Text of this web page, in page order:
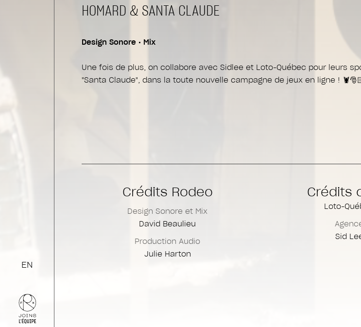
HOMARD & SANTA CLAUDE
Design Sonore • Mix
Une fois de plus, on collabore avec Sidlee et Loto-Québec pour leurs
"Santa Claude", dans la toute nouvelle campagne de jeux en ligne !
Crédits Rodeo
Design Sonore et Mix
David Beaulieu
Production Audio
Julie Harton
Crédits
Loto-
Sid
EN